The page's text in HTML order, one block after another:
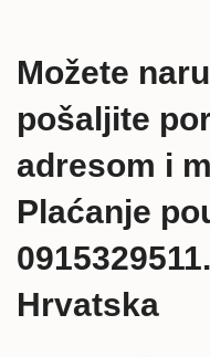
Možete
pošaljite
adresom i
Plaćanje
Hrvatska